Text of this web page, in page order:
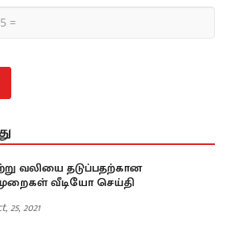
வலியை தடுப்பதற்கான
வீடியோ செய்தி
25, 2021